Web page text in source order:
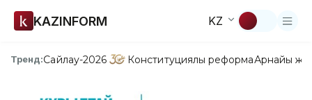
KAZINFORM KZ
Тренд:Сайлау-2026 Конституциялық реформаАрнайы